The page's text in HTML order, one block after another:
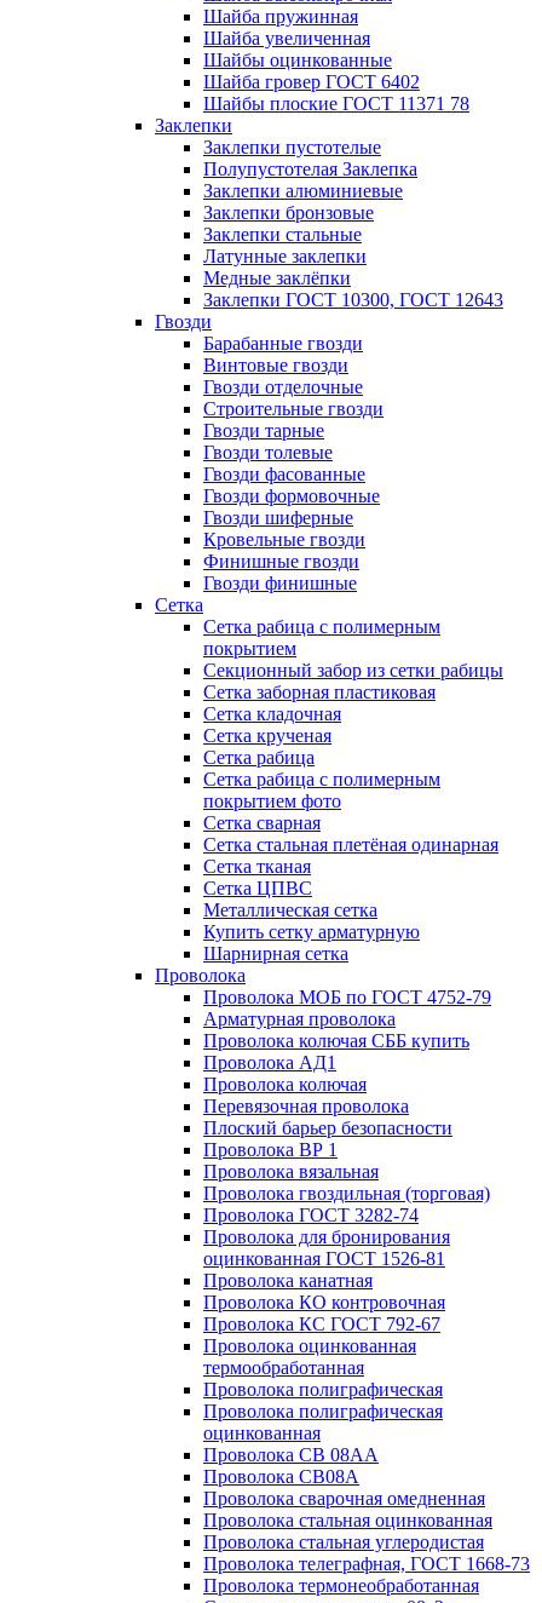
Шайба пружинная
Шайба увеличенная
Шайбы оцинкованные
Шайба гровер ГОСТ 6402
Шайбы плоские ГОСТ 11371 78
Заклепки
Заклепки пустотелые
Полупустотелая Заклепка
Заклепки алюминиевые
Заклепки бронзовые
Заклепки стальные
Латунные заклепки
Медные заклёпки
Заклепки ГОСТ 10300, ГОСТ 12643
Гвозди
Барабанные гвозди
Винтовые гвозди
Гвозди отделочные
Строительные гвозди
Гвозди тарные
Гвозди толевые
Гвозди фасованные
Гвозди формовочные
Гвозди шиферные
Кровельные гвозди
Финишные гвозди
Гвозди финишные
Сетка
Сетка рабица с полимерным
покрытием
Секционный забор из сетки рабицы
Сетка заборная пластиковая
Сетка кладочная
Сетка крученая
Сетка рабица
Сетка рабица с полимерным
покрытием фото
Сетка сварная
Сетка стальная плетёная одинарная
Сетка тканая
Сетка ЦПВС
Металлическая сетка
Купить сетку арматурную
Шарнирная сетка
Проволока
Проволока МОБ по ГОСТ 4752-79
Арматурная проволока
Проволока колючая СББ купить
Проволока АД1
Проволока колючая
Перевязочная проволока
Плоский барьер безопасности
Проволока ВР 1
Проволока вязальная
Проволока гвоздильная (торговая)
Проволока ГОСТ 3282-74
Проволока для бронирования
оцинкованная ГОСТ 1526-81
Проволока канатная
Проволока КО контровочная
Проволока КС ГОСТ 792-67
Проволока оцинкованная
термообработанная
Проволока полиграфическая
Проволока полиграфическая
оцинкованная
Проволока СВ 08АА
Проволока СВ08А
Проволока сварочная омедненная
Проволока стальная оцинкованная
Проволока стальная углеродистая
Проволока телеграфная, ГОСТ 1668-73
Проволока термонеобработанная